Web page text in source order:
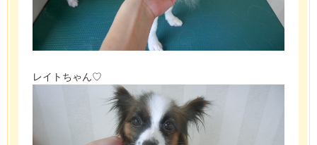
レイトちゃん♡